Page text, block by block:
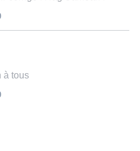
à tous